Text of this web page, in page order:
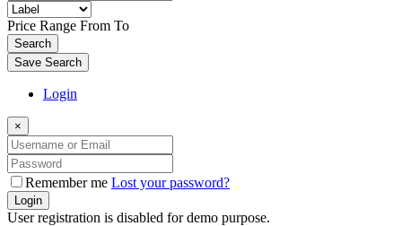
Price Range From To
Search
Save Search
Login
×
Remember me Lost your password?
Login
User registration is disabled for demo purpose.